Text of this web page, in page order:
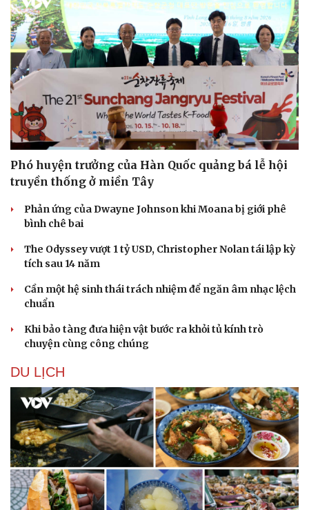
Văn hóa
Sân khấu - Điện ảnh
Văn học
Âm nhạc
Di sản
Giải trí
Nghệ sĩ
Thời trang
Sao Việt
Phó huyện trưởng của Hàn Quốc quảng bá lễ hội
truyền thống ở miền Tây
Phản ứng của Dwayne Johnson khi Moana bị giới phê
bình chê bai
The Odyssey vượt 1 tỷ USD, Christopher Nolan tái lập kỳ
tích sau 14 năm
Cần một hệ sinh thái trách nhiệm để ngăn âm nhạc lệch
chuẩn
Khi bảo tàng đưa hiện vật bước ra khỏi tủ kính trò
chuyện cùng công chúng
DU LỊCH